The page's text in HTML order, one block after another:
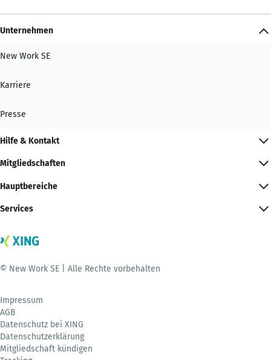
Unternehmen
New Work SE
Karriere
Presse
Hilfe & Kontakt
Mitgliedschaften
Hauptbereiche
Services
© New Work SE | Alle Rechte vorbehalten
Impressum
AGB
Datenschutz bei XING
Datenschutzerklärung
Mitgliedschaft kündigen